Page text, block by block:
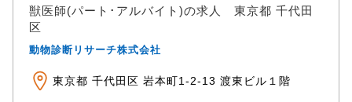
獣医師(パート･アルバイト)の求人 東京都 千代田
区
動物診断リサーチ株式会社
東京都 千代田区 岩本町1-2-13 渡東ビル１階